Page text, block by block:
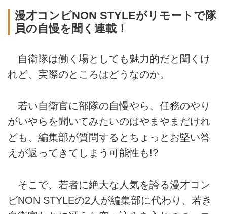
漫才コンビNON STYLEがリモートで隊
員の自慢を聞く連載！
自衛隊は働く場としても魅力的だと聞くけ
れど、実際のところはどうなのか。
若い自衛官に部隊の自慢やら、任務のやり
がいやらを聞いてみたいのはやまやまだけれ
ども、編集部が質問するとちょっとお堅い答
えが返ってきてしまう可能性も!?
そこで、若者に絶大な人気を誇る漫才コン
ビNON STYLEの2人が編集部に代わり、若き